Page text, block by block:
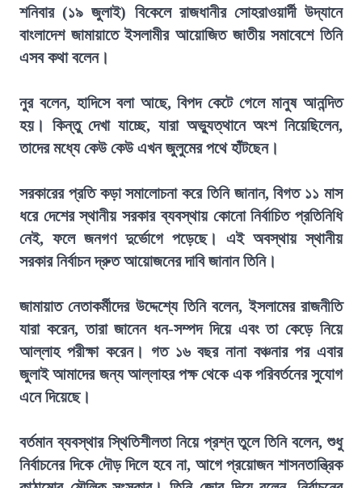
শনিবার (১৯ জুলাই) বিকেলে রাজধানীর সোহরাওয়ার্দী উদ্যানে
বাংলাদেশ জামায়াতে ইসলামীর আয়োজিত জাতীয় সমাবেশে তিনি
এসব কথা বলেন।
নুর বলেন, হাদিসে বলা আছে, বিপদ কেটে গেলে মানুষ আনন্দিত
হয়। কিন্তু দেখা যাচ্ছে, যারা অভ্যুত্থানে অংশ নিয়েছিলেন,
তাদের মধ্যে কেউ কেউ এখন জুলুমের পথে হাঁটছেন।
সরকারের প্রতি কড়া সমালোচনা করে তিনি জানান, বিগত ১১ মাস
ধরে দেশের স্থানীয় সরকার ব্যবস্থায় কোনো নির্বাচিত প্রতিনিধি
নেই, ফলে জনগণ দুর্ভোগে পড়েছে। এই অবস্থায় স্থানীয়
সরকার নির্বাচন দ্রুত আয়োজনের দাবি জানান তিনি।
জামায়াত নেতাকর্মীদের উদ্দেশ্যে তিনি বলেন, ইসলামের রাজনীতি
যারা করেন, তারা জানেন ধন-সম্পদ দিয়ে এবং তা কেড়ে নিয়ে
আল্লাহ পরীক্ষা করেন। গত ১৬ বছর নানা বঞ্চনার পর এবার
জুলাই আমাদের জন্য আল্লাহর পক্ষ থেকে এক পরিবর্তনের সুযোগ
এনে দিয়েছে।
বর্তমান ব্যবস্থার স্থিতিশীলতা নিয়ে প্রশ্ন তুলে তিনি বলেন, শুধু
নির্বাচনের দিকে দৌড় দিলে হবে না, আগে প্রয়োজন শাসনতান্ত্রিক